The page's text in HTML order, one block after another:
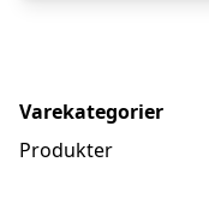
Varekategorier
Produkter